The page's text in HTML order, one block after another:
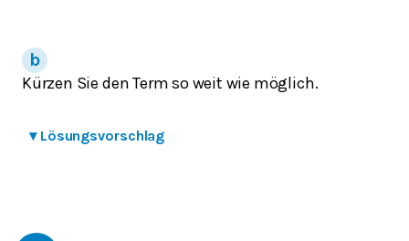
Kürzen Sie den Term so weit wie möglich.
▾ Lösungsvorschlag